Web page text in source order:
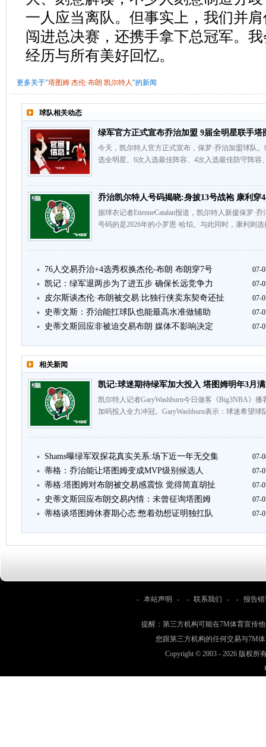
一人应当离队。但事实上，我们并
闯进总决赛，还携手拿下总冠军。
经历与所有美好回忆。
更多关于"塔图姆 杰伦·布朗 凯尔特人"的新闻
球队相关动态
绿军官方正式宣布乔治加盟 9届全明星联手塔
今天，凯尔特人官方正式宣布，保罗·乔治加盟球队
选全明星、6次入选最佳阵容、4次入选最佳防守阵
乔治凯尔特人号码揭晓:身披13号战袍 康利穿
据球衣记者EtienneCatalan报道，凯尔特人新援保罗·
号码的是2026年的小罗恩·哈珀。与此同时，康利则
76人交易乔治+4选秀权换杰伦-布朗 布朗穿7号 07-
凯记：绿军退两步为了进五步 确保长远竞争力 07-
皮尔斯谈杰伦·布朗被交易:比独行侠卖东契奇还扯 07-
史蒂文斯：乔治能扛球队也能最高水准做辅助 07-
史蒂文斯回应非被迫交易布朗 媒体不影响决定 07-
相关新闻
凯记:球迷期待绿军加大投入 塔图姆明年3月满
凯尔特人记者GaryWashburn今日做客《Big3NBA》
加码投入全力冲冠。GaryWashburn表示：球迷希望
Shams曝绿军双探花真实关系:场下近一年无交集 07-
蒂格：乔治能让塔图姆变成MVP级别候选人 07-
蒂格:塔图姆对布朗被交易感震惊 觉得简直胡扯 07-
史蒂文斯回应布朗交易内情：未曾征询塔图姆 07-
蒂格谈塔图姆休赛期心态:憋着劲想证明独扛队 07-
- 本站声明 - - 联系我们 - - 报告
提醒：第三方机构可能在7M体育宣传
您跟第三方机构的任何交易与7M
Copyright © 2003 - 2026 版权所